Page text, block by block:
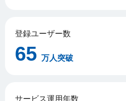
登録ユーザー数
65 万人突破
サービス運用年数